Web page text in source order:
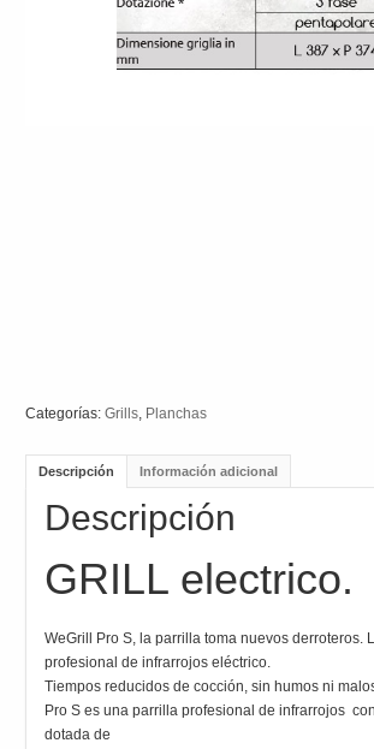
Categorías:Grills Planchas
Descripción Información adicional
Descripción
GRILL electrico.
WeGrill Pro S, la parrilla toma nuevos derroteros.
profesional de infrarrojos eléctrico.
Tiempos reducidos de cocción, sin humos ni
Pro S es una parrilla profesional de infrarrojos
dotada de